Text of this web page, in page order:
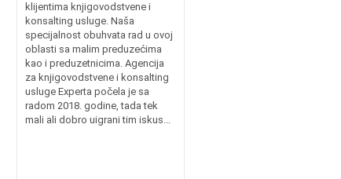
klijentima knjigovodstvene i
konsalting usluge. Naša
specijalnost obuhvata rad u ovoj
oblasti sa malim preduzećima
kao i preduzetnicima. Agencija
za knjigovodstvene i konsalting
usluge Experta počela je sa
radom 2018. godine, tada tek
mali ali dobro uigrani tim iskus...